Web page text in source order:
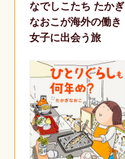
なでしこたち たかぎ
なおこが海外の働き
女子に出会う旅